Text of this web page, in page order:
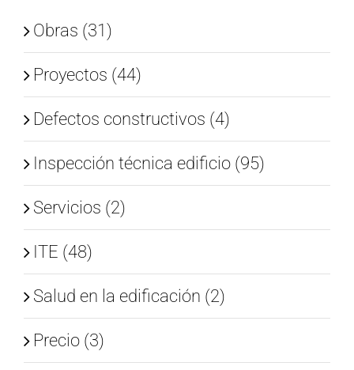
Obras (31)
Proyectos (44)
Defectos constructivos (4)
Inspección técnica edificio (95)
Servicios (2)
ITE (48)
Salud en la edificación (2)
Precio (3)